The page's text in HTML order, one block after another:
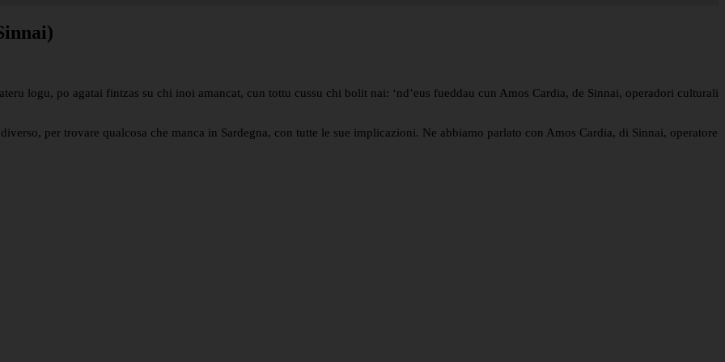
logu, po agatai fintzas su chi inoi amancat, cun tottu cussu chi bolit nai: ‘nd’eus fueddau cun Amos Cardia, de Sinnai, operadori culturali
per trovare qualcosa che manca in Sardegna, con tutte le sue implicazioni. Ne abbiamo parlato con Amos Cardia, di Sinnai, operatore